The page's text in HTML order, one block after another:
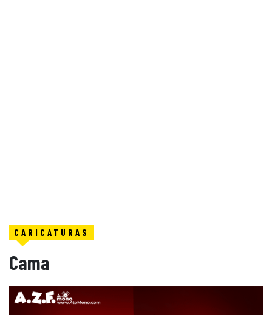
CARICATURAS
Cama